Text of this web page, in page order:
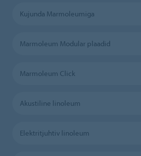
Kujunda Marmoleumiga
Marmoleum Modular plaadid
Marmoleum Click
Akustiline linoleum
Elektritjuhtiv linoleum